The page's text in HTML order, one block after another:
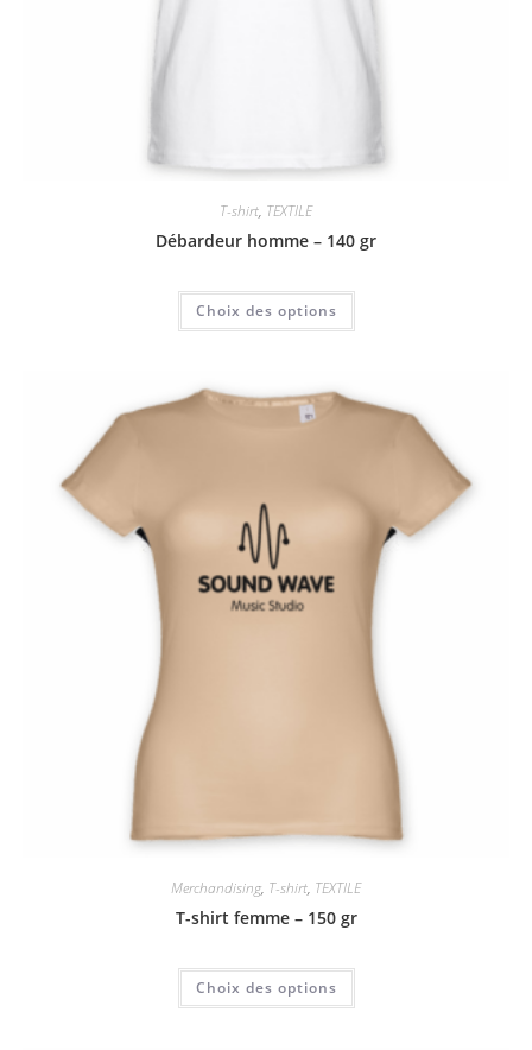
T-shirt, TEXTILE
Débardeur homme – 140 gr
Choix des options
Merchandising, T-shirt, TEXTILE
T-shirt femme – 150 gr
Choix des options